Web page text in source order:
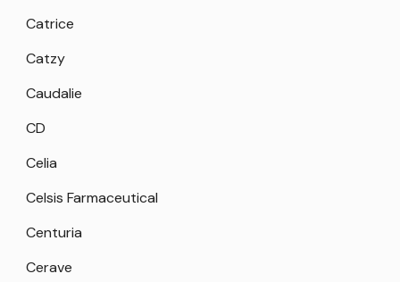
Catrice
Catzy
Caudalie
CD
Celia
Celsis Farmaceutical
Centuria
Cerave